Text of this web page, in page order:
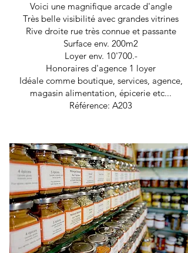
Voici une magnifique arcade d'angle
Très belle visibilité avec grandes vitrines
Rive droite rue très connue et passante
Surface env. 200m2
Loyer env. 10'700.-
Honoraires d'agence 1 loyer
Idéale comme boutique, services, agence,
magasin alimentation, épicerie etc...
Référence: A203